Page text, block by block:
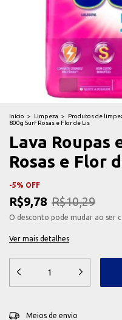
Início > Limpeza > Produtos de
800g Surf Rosas e Flor de Lis
Lava Roupas
Rosas e Flor
-5% OFF
R$9,78 R$10,29
O desconto pode mudar ao ser
Ver mais detalhes
Entregas para o CEP:
Meios de envio